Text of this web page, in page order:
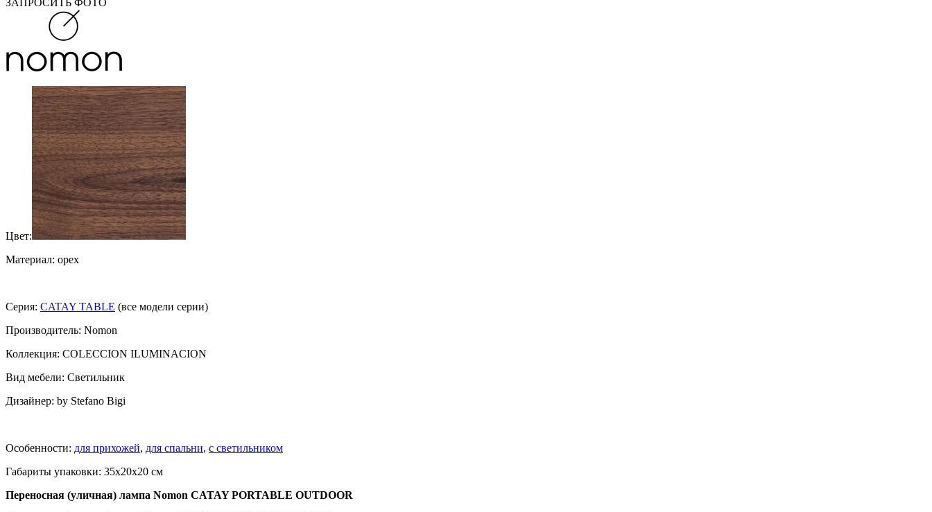
Цвет:
Материал: орех
Серия: CATAY TABLE (все модели серии)
Производитель: Nomon
Коллекция: COLECCION ILUMINACION
Вид мебели: Светильник
Дизайнер: by Stefano Bigi
Особенности: для прихожей, для спальни, с светильником
Габариты упаковки: 35x20x20 см
Переносная (уличная) лампа Nomon CATAY PORTABLE OUTDOOR